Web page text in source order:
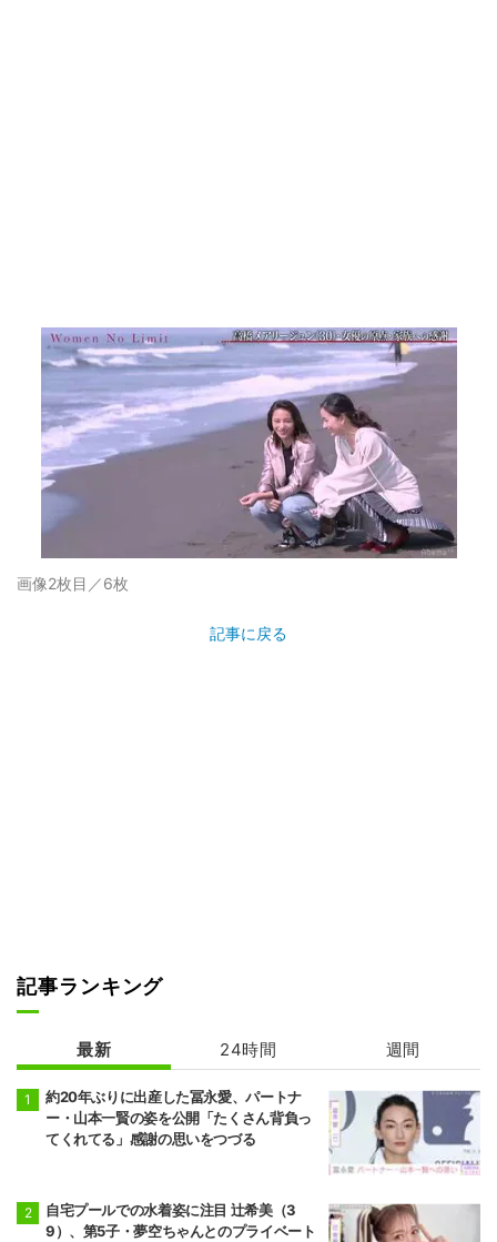
画像2枚目／6枚
記事に戻る
記事ランキング
最新 24時間 週間
約20年ぶりに出産した冨永愛、パートナ
ー・山本一賢の姿を公開「たくさん背負っ
てくれてる」感謝の思いをつづる
自宅プールでの水着姿に注目 辻希美（3
9）、第5子・夢空ちゃんとのプライベート